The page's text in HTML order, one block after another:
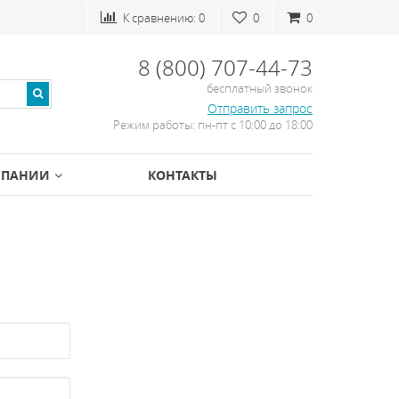
0
0
К сравнению: 0
8 (800) 707-44-73
бесплатный звонок
Отправить запрос
Режим работы: пн-пт с 10:00 до 18:00
КОНТАКТЫ